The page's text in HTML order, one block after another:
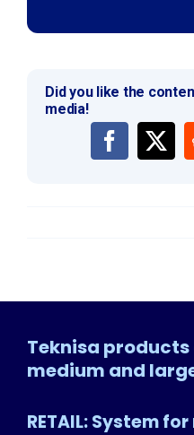
Did you like the
media!
Teknisa
medium and
RETAIL: System